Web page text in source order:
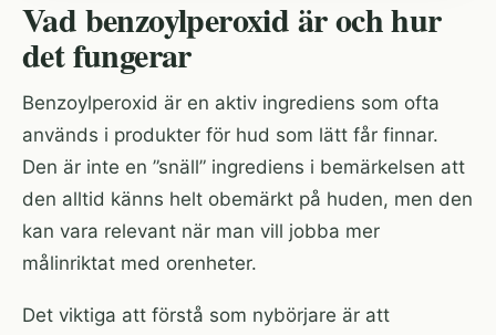
Vad benzoylperoxid är och hur
det fungerar
Benzoylperoxid är en aktiv ingrediens som ofta
används i produkter för hud som lätt får finnar.
Den är inte en ”snäll” ingrediens i bemärkelsen att
den alltid känns helt obemärkt på huden, men den
kan vara relevant när man vill jobba mer
målinriktat med orenheter.
Det viktiga att förstå som nybörjare är att